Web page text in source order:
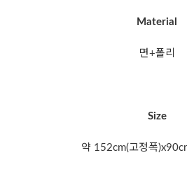
Material
면+폴리
Size
약 152cm(고정폭